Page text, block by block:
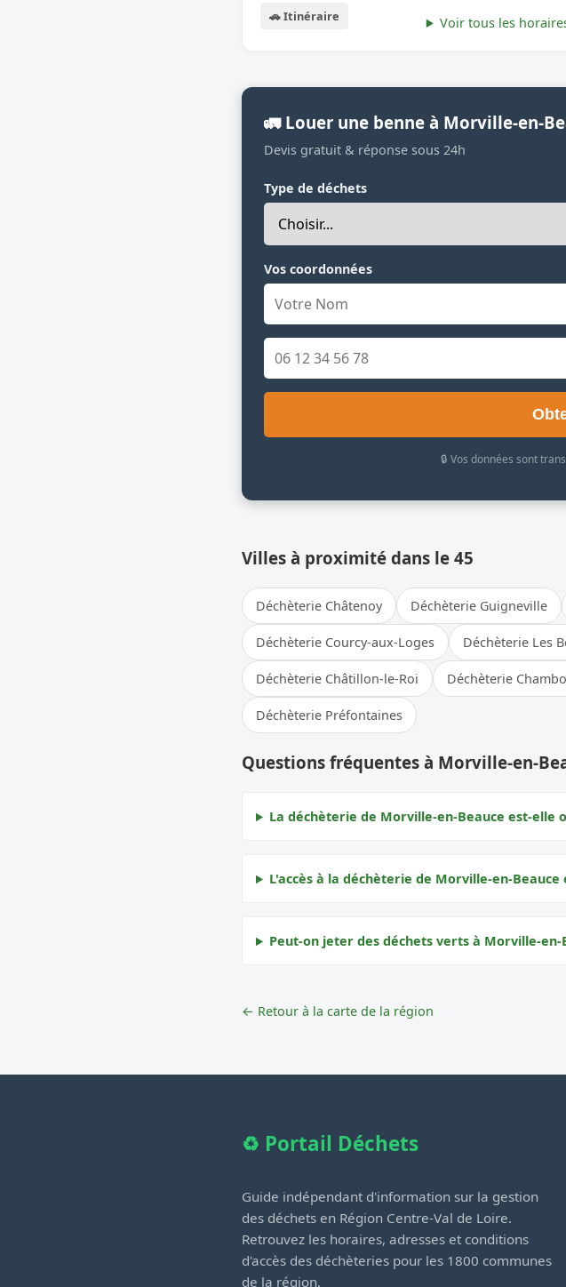
🚗 Itinéraire Voir tous les
🚛 Louer une benne à Morville-en-
Devis gratuit & réponse sous 24h
Type de déchets
Vos coordonnées
🔒 Vos données sont
Villes à proximité dans le 45
Déchèterie Châtenoy Déchèterie Guigneville
Déchèterie Courcy-aux-Loges Déchèterie Les
Déchèterie Châtillon-le-Roi Déchèterie
Déchèterie Préfontaines
Questions fréquentes à Morville-en-
La déchèterie de Morville-en-Beauce est-elle
L'accès à la déchèterie de Morville-en-
Peut-on jeter des déchets verts à Morville-en-
← Retour à la carte de la région
♻️ Portail Déchets
Guide indépendant d'information sur la gestion
des déchets en Région Centre-Val de Loire.
Retrouvez les horaires, adresses et conditions
d'accès des déchèteries pour les 1800 communes
de la région.